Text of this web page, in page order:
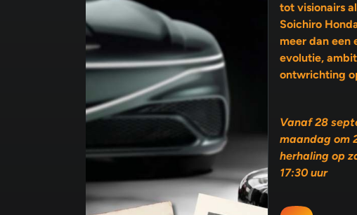
tot visionairs als Enzo Ferrari en
Soichiro
meer dan een
evolutie, ambitie en
ontwrichting
Vanaf 28
maandag om
herhaling op
17:30 uur